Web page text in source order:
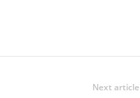
Next article